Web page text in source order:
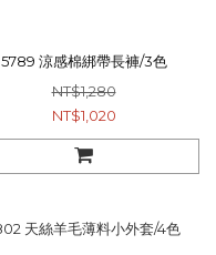
5789 涼感棉綁帶長褲/3色
NT$1,280
NT$1,020